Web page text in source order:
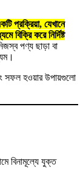
প্রক্রিয়া, যেখানে
বিক্রি করে নির্দিষ্ট
পণ্য ছাড়া বা
সফল হওয়ার উপায়গুলো
বিনামূল্যে যুক্ত